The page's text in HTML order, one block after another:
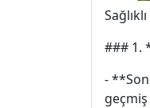
### 1.
-